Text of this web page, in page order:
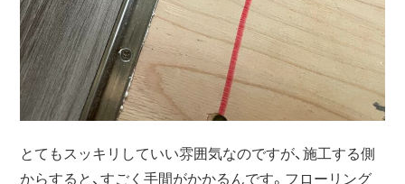
とてもスッキリしていい雰囲気なのですが、施工する側
からすると、すごく手間がかかるんです。フローリング